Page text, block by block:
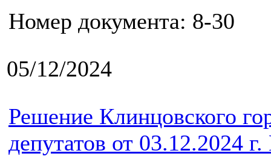
Номер документа: 8-30
05/12/2024
Решение Клинцовского
депутатов от 03.12.2024